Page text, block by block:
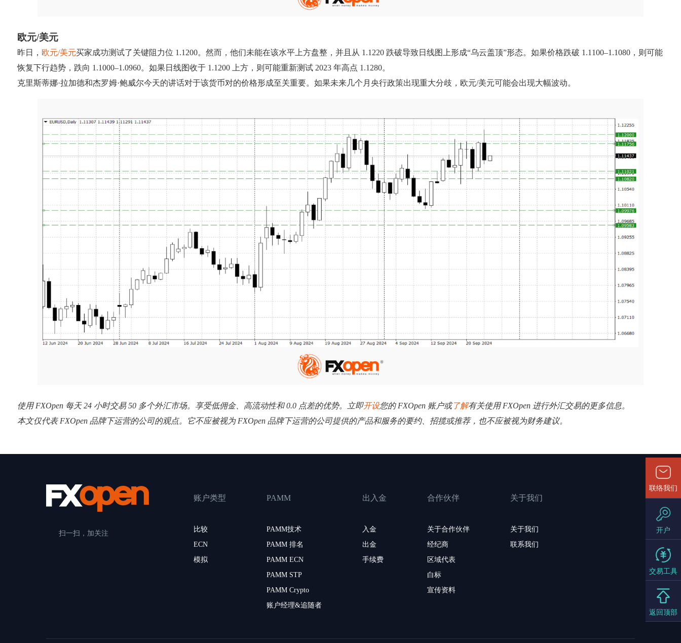
欧元/美元
昨日， 欧元/美元买家成功测试了关键阻力位 1.1200。然而，他们未能在该水平上方盘整，并且从 1.1220 跌破导致日线图上形成“乌云盖顶”形态。如果价格跌破 1.1100–1.1080，则可能
恢复下行趋势，跌向 1.1000–1.0960。如果日线图收于 1.1200 上方，则可能重新测试 2023 年高点 1.1280。
克里斯蒂娜·拉加德和杰罗姆·鲍威尔今天的讲话对于该货币对的价格形成至关重要。如果未来几个月央行政策出现重大分歧，欧元/美元可能会出现大幅波动。
使用 FXOpen 每天 24 小时交易 50 多个外汇市场。享受低佣金、高流动性和 0.0 点差的优势。立即开设您的 FXOpen 账户或了解有关使用 FXOpen 进行外汇交易的更多信息。
本文仅代表 FXOpen 品牌下运营的公司的观点。它不应被视为 FXOpen 品牌下运营的公司提供的产品和服务的要约、招揽或推荐，也不应被视为财务建议。
扫一扫，加关注
账户类型
比较
ECN
模拟
PAMM
PAMM技术
PAMM 排名
PAMM ECN
PAMM STP
PAMM Crypto
账户经理&追随者
出入金
入金
出金
手续费
合作伙伴
关于合作伙伴
经纪商
区域代表
白标
宣传资料
关于我们
关于我们
联系我们
联络我们
开户
交易工具
返回顶部